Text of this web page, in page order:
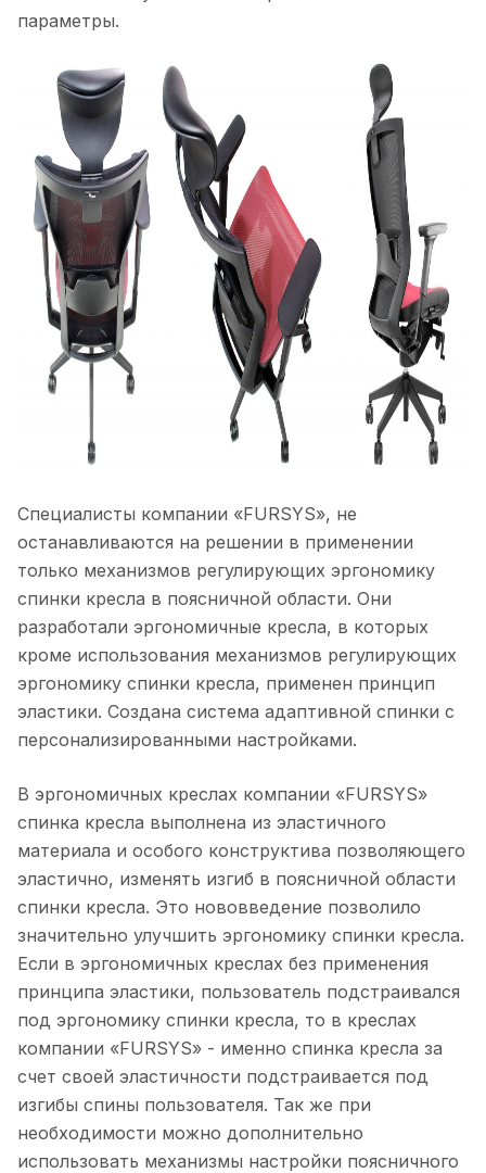
параметры.
Специалисты компании «FURSYS», не
останавливаются на решении в применении
только механизмов регулирующих эргономику
спинки кресла в поясничной области. Они
разработали эргономичные кресла, в которых
кроме использования механизмов регулирующих
эргономику спинки кресла, применен принцип
эластики. Создана система адаптивной спинки с
персонализированными настройками.
В эргономичных креслах компании «FURSYS»
спинка кресла выполнена из эластичного
материала и особого конструктива позволяющего
эластично, изменять изгиб в поясничной области
спинки кресла. Это нововведение позволило
значительно улучшить эргономику спинки кресла.
Если в эргономичных креслах без применения
принципа эластики, пользователь подстраивался
под эргономику спинки кресла, то в креслах
компании «FURSYS» - именно спинка кресла за
счет своей эластичности подстраивается под
изгибы спины пользователя. Так же при
необходимости можно дополнительно
использовать механизмы настройки поясничного